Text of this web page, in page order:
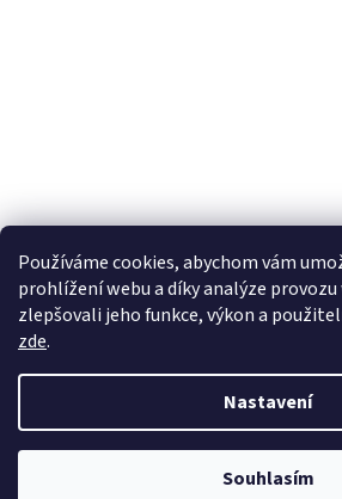
Používáme cookies, abychom vám
prohlížení webu a díky analýze
zlepšovali jeho funkce, výkon a
zde.
Nastavení
Souhlasím
Copyright 2026wadima.cz - kvalitní
. Všechna práva